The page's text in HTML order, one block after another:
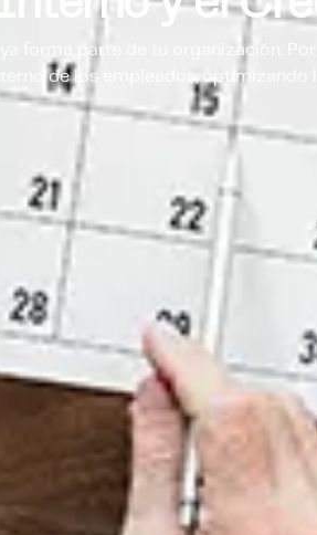
forma parte de tu organización.
de los empleados,